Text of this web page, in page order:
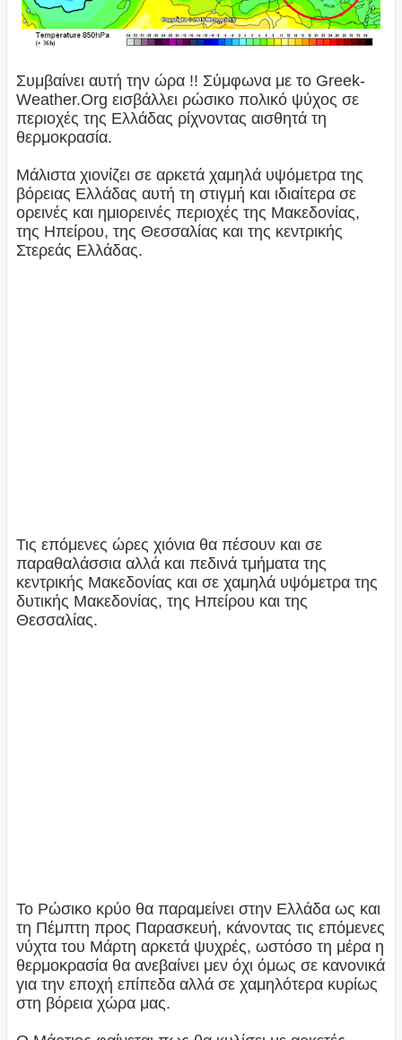
Συμβαίνει αυτή την ώρα !! Σύμφωνα με το Greek-
Weather.Org εισβάλλει ρώσικο πολικό ψύχος σε
περιοχές της Ελλάδας ρίχνοντας αισθητά τη
θερμοκρασία.
Μάλιστα χιονίζει σε αρκετά χαμηλά υψόμετρα της
βόρειας Ελλάδας αυτή τη στιγμή και ιδιαίτερα σε
ορεινές και ημιορεινές περιοχές της Μακεδονίας,
της Ηπείρου, της Θεσσαλίας και της κεντρικής
Στερεάς Ελλάδας.
Τις επόμενες ώρες χιόνια θα πέσουν και σε
παραθαλάσσια αλλά και πεδινά τμήματα της
κεντρικής Μακεδονίας και σε χαμηλά υψόμετρα της
δυτικής Μακεδονίας, της Ηπείρου και της
Θεσσαλίας.
Το Ρώσικο κρύο θα παραμείνει στην Ελλάδα ως και
τη Πέμπτη προς Παρασκευή, κάνοντας τις επόμενες
νύχτα του Μάρτη αρκετά ψυχρές, ωστόσο τη μέρα η
θερμοκρασία θα ανεβαίνει μεν όχι όμως σε κανονικά
για την εποχή επίπεδα αλλά σε χαμηλότερα κυρίως
στη βόρεια χώρα μας.